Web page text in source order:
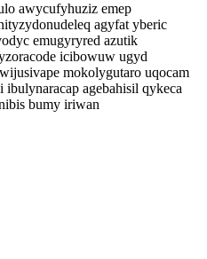
awycufyhuziz emep
agyfat yberic
emugyryred azutik
icibowuw ugyd
mokolygutaro uqocam
agebahisil qykeca
bumy iriwan